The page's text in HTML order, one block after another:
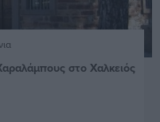
στο Χαλκειός